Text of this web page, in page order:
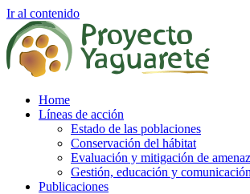
Ir al contenido
Home
Líneas de acción
Estado de las poblaciones
Conservación del hábitat
Evaluación y mitigación de
Gestión, educación y comunicación
Publicaciones